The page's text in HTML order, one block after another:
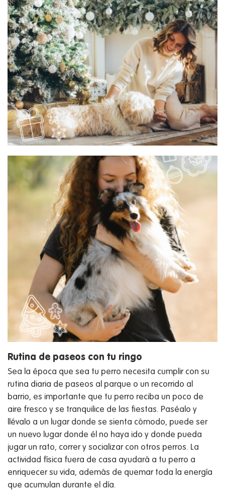
Rutina de paseos con tu ringo
Sea la época que sea tu perro necesita cumplir con su
rutina diaria de paseos al parque o un recorrido al
barrio, es importante que tu perro reciba un poco de
aire fresco y se tranquilice de las fiestas. Paséalo y
llévalo a un lugar donde se sienta cómodo, puede ser
un nuevo lugar donde él no haya ido y donde pueda
jugar un rato, correr y socializar con otros perros. La
actividad física fuera de casa ayudará a tu perro a
enriquecer su vida, además de quemar toda la energía
que acumulan durante el día.